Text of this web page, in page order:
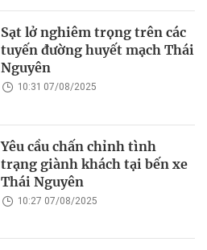
Sạt lở nghiêm trọng trên các
tuyến đường huyết mạch Thái
Nguyên
10:31 07/08/2025
Yêu cầu chấn chỉnh tình
trạng giành khách tại bến xe
Thái Nguyên
10:27 07/08/2025